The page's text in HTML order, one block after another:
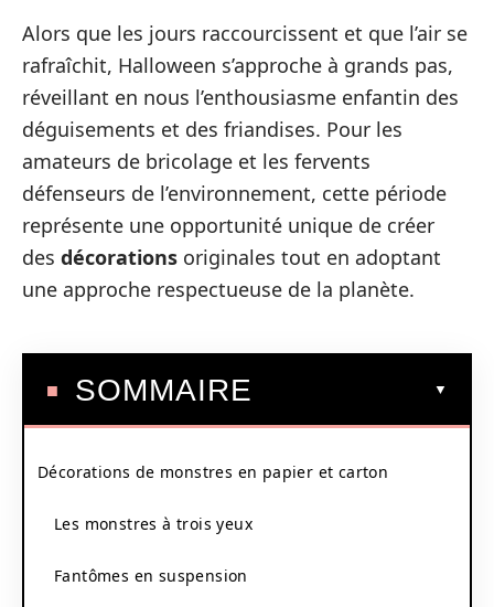
Alors que les jours raccourcissent et que l’air se
rafraîchit, Halloween s’approche à grands pas,
réveillant en nous l’enthousiasme enfantin des
déguisements et des friandises. Pour les
amateurs de bricolage et les fervents
défenseurs de l’environnement, cette période
représente une opportunité unique de créer
des décorations originales tout en adoptant
une approche respectueuse de la planète.
SOMMAIRE
Décorations de monstres en papier et carton
Les monstres à trois yeux
Fantômes en suspension